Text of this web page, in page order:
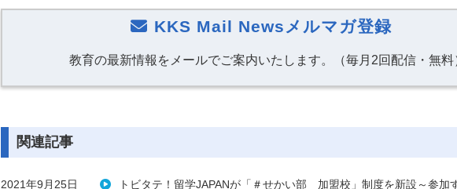
KKS Mail Newsメルマガ登録
教育の最新情報をメールでご案内いたします。（毎月2回配信・無料
関連記事
2021年9月25日 トビタテ！留学JAPANが「＃せかい部 加盟校」制度を新設～参加